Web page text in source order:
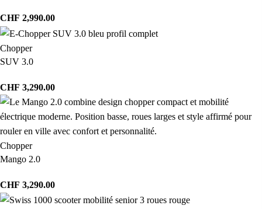
CHF 2,990.00
Chopper
SUV 3.0
CHF 3,290.00
Chopper
Mango 2.0
CHF 3,290.00